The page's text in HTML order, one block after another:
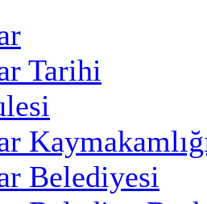
Tarihi
Belediyesi